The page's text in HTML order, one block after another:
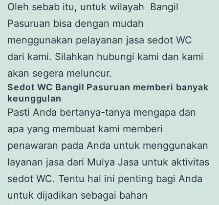
Oleh sebab itu, untuk wilayah Bangil
Pasuruan bisa dengan mudah
menggunakan pelayanan jasa sedot WC
dari kami. Silahkan hubungi kami dan kami
akan segera meluncur.
Sedot WC Bangil Pasuruan memberi banyak
keunggulan
Pasti Anda bertanya-tanya mengapa dan
apa yang membuat kami memberi
penawaran pada Anda untuk menggunakan
layanan jasa dari Mulya Jasa untuk aktivitas
sedot WC. Tentu hal ini penting bagi Anda
untuk dijadikan sebagai bahan